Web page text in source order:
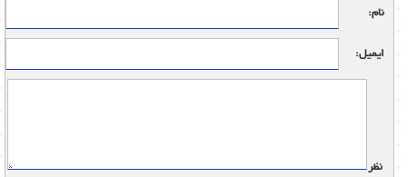
نام:
ایمیل:
نظر: